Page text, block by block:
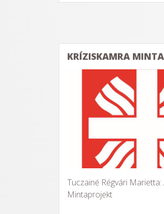
KRÍZISKAMRA
Tuczainé Régvári Marietta:
Mintaprojekt